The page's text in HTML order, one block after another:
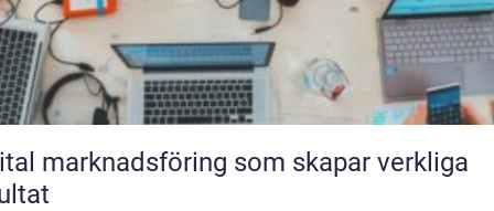
marknadsföring som skapar verkliga